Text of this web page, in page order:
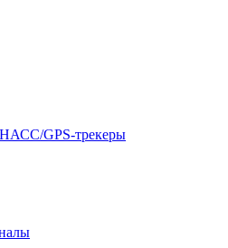
GPS-трекеры